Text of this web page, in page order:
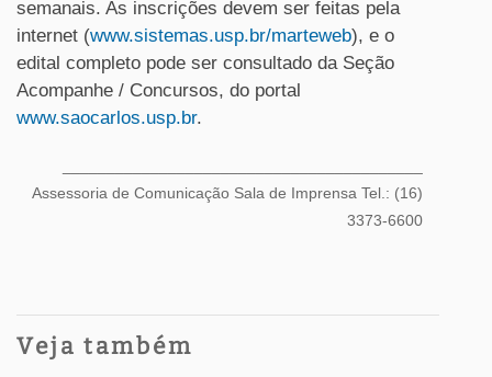
semanais. As inscrições devem ser feitas pela
internet (www.sistemas.usp.br/marteweb), e o
edital completo pode ser consultado da Seção
Acompanhe / Concursos, do portal
www.saocarlos.usp.br.
Assessoria de Comunicação Sala de Imprensa Tel.: (16)
3373-6600
Veja também